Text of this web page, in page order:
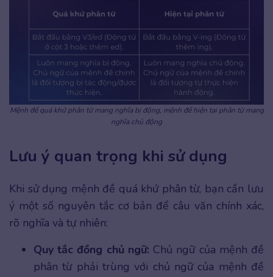
Mệnh đề quá khứ phân từ mang nghĩa bị động, mệnh đề hiện tại phân từ mang
nghĩa chủ động
Lưu ý quan trọng khi sử dụng
Khi sử dụng mệnh đề quá khứ phân từ, bạn cần lưu
ý một số nguyên tắc cơ bản để câu văn chính xác,
rõ nghĩa và tự nhiên:
Quy tắc đồng chủ ngữ: Chủ ngữ của mệnh đề
phân từ phải trùng với chủ ngữ của mệnh đề